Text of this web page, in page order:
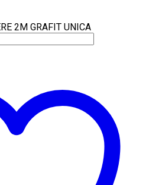
2M GRAFIT UNICA